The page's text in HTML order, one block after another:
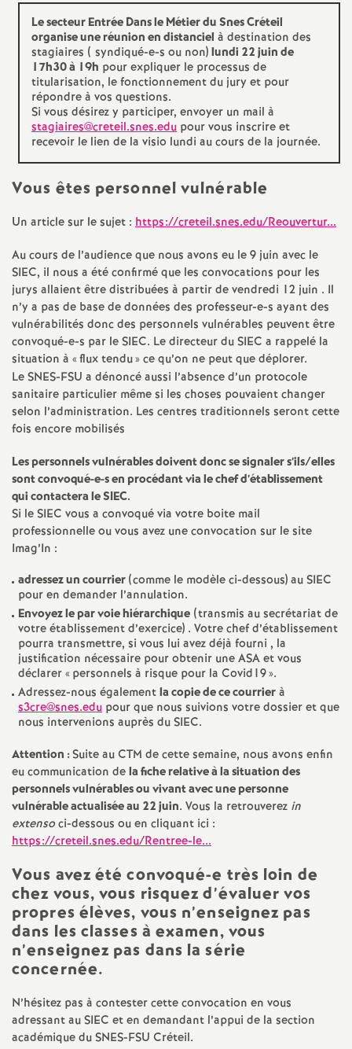
é
O
r
l
é
a
n
s
T
o
u
r
s
Le secteur Entrée Dans le Métier du Snes Créteil
organise une réunion en distancielà destination des
stagiaires ( syndiqué-e-s ou non)lundi 22 juin de
17h30 à 19h pour expliquer le processus de
titularisation, le fonctionnement du jury et pour
répondre à vos questions.
Si vous désirez y participer, envoyer un mail à
stagiaires@creteil.snes.edu pour vous inscrire et
recevoir le lien de la visio lundi au cours de la journée.
Vous êtes personnel vulnérable
Un article sur le sujet : https://creteil.snes.edu/Reouvertur...
Au cours de l’audience que nous avons eu le 9 juin avec le
SIEC, il nous a été confirmé que les convocations pour les
jurys allaient être distribuées à partir de vendredi 12 juin . Il
n’y a pas de base de données des professeur-e-s ayant des
vulnérabilités donc des personnels vulnérables peuvent être
convoqué-e-s par leSIEC. Le directeur duSIEC a rappelé la
situation à «flux tendu» ce qu’on ne peut que déplorer.
LeSNES-FSU a dénoncé aussi l’absence d’un protocole
sanitaire particulier même si les choses pouvaient changer
selon l’administration. Les centres traditionnels seront cette
fois encore mobilisés
Les personnels vulnérables doivent donc se signaler s’ils/elles
sont convoqué-e-s en procédant via le chef d’établissement
qui contactera leSIEC.
Si leSIEC vous a convoqué via votre boite mail
professionnelle ou vous avez une convocation sur le site
Imag’In :
adressez un courrier(comme le modèle ci-dessous) auSIEC
pour en demander l’annulation.
Envoyez le par voie hiérarchique (transmis au secrétariat de
votre établissement d’exercice) . Votre chef d’établissement
pourra transmettre, si vous lui avez déjà fourni , la
justification nécessaire pour obtenir uneASAet vous
déclarer «personnels à risque pour la Covid19».
Adressez-nous égalementla copie de ce courrierà
s3cre@snes.edu pour que nous suivions votre dossier et que
nous intervenions auprès duSIEC.
Attention :Suite auCTM de cette semaine, nous avons enfin
eu communication dela fiche relative à la situation des
personnels vulnérables ou vivant avec une personne
vulnérable actualisée au 22 juin. Vous la retrouverez in
extensoci-dessous ou en cliquant ici :
https://creteil.snes.edu/Rentree-le...
Vous avez été convoqué-e très loin de
chez vous, vous risquez d’évaluer vos
propres élèves, vous n’enseignez pas
dans les classes à examen, vous
n’enseignez pas dans la série
concernée.
N’hésitez pas à contester cette convocation en vous
adressant auSIEC et en demandant l’appui de la section
académique duSNES-FSU Créteil.